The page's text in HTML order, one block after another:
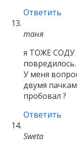
Ответить
таня
я ТОЖЕ СОДУ
повредилось.
У меня
двумя
пробовал ?
Ответить
Sweta